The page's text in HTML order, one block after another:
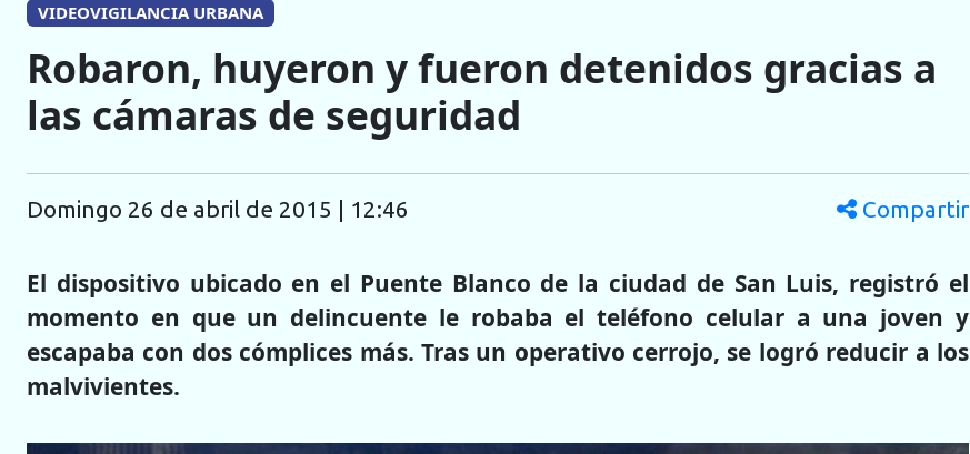
VIDEOVIGILANCIA URBANA
Robaron, huyeron y fueron detenidos gracias a
las cámaras de seguridad
domingo 26 de abril de 2015 | 12:46 Compartir
El dispositivo ubicado en el Puente Blanco de la ciudad de San Luis, registró el
momento en que un delincuente le robaba el teléfono celular a una joven y
escapaba con dos cómplices más. Tras un operativo cerrojo, se logró reducir a los
malvivientes.